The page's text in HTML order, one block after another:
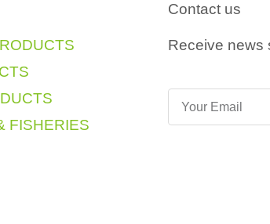
FISHERIES
Contact us
Receive news